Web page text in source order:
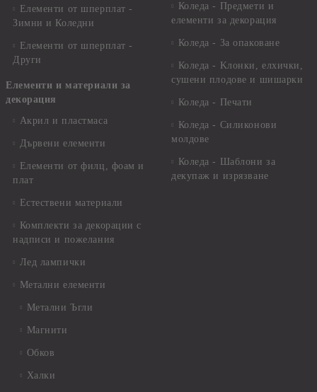
Елементи от шперплат -
Зимни и Коледни
Елементи от шперплат -
Други
Елементи и материали за
декорация
Акрил и пластмаса
Дървени елементи
Елементи от филц, фоам и
плат
Естествени материали
Комплекти за декорации с
надписи и пожелания
Лед лампички
Метални елементи
Метални Ъгли
Магнити
Обков
Халки
Коледа - Предмети и
елементи за декорация
Коледа - За опаковане
Коледа - Kлонки, елхички,
сушени плодове и шишарки
Коледа - Печати
Коледа - Силиконови
молдове
Коледа - Шаблони за
декупаж и изрязване